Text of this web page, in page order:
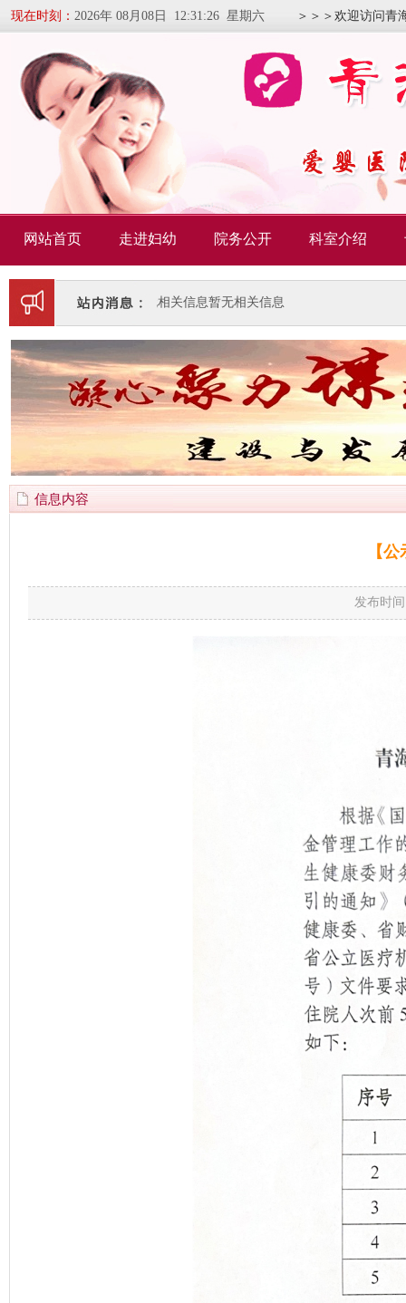
现在时刻： 2026年 08月08日 12:31:26 星期六 ＞＞＞欢迎访问青
网站首页 走进妇幼 院务公开 科室介绍
暂无相关信息暂无相关信息
信息内容
【
发布时